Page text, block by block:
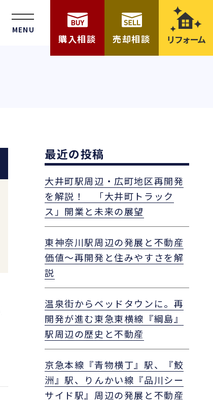
MENU
購入相談 売却相談 リフォーム
最近の投稿
大井町駅周辺・広町地区再開発
を解説！ 「大井町トラック
ス」開業と未来の展望
東神奈川駅周辺の発展と不動産
価値～再開発と住みやすさを解
説
温泉街からベッドタウンに。再
開発が進む東急東横線『綱島』
駅周辺の歴史と不動産
京急本線『青物横丁』駅、『鮫
洲』駅、りんかい線『品川シー
サイド駅』周辺の発展と不動産